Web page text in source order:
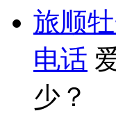
旅顺
电话
少？